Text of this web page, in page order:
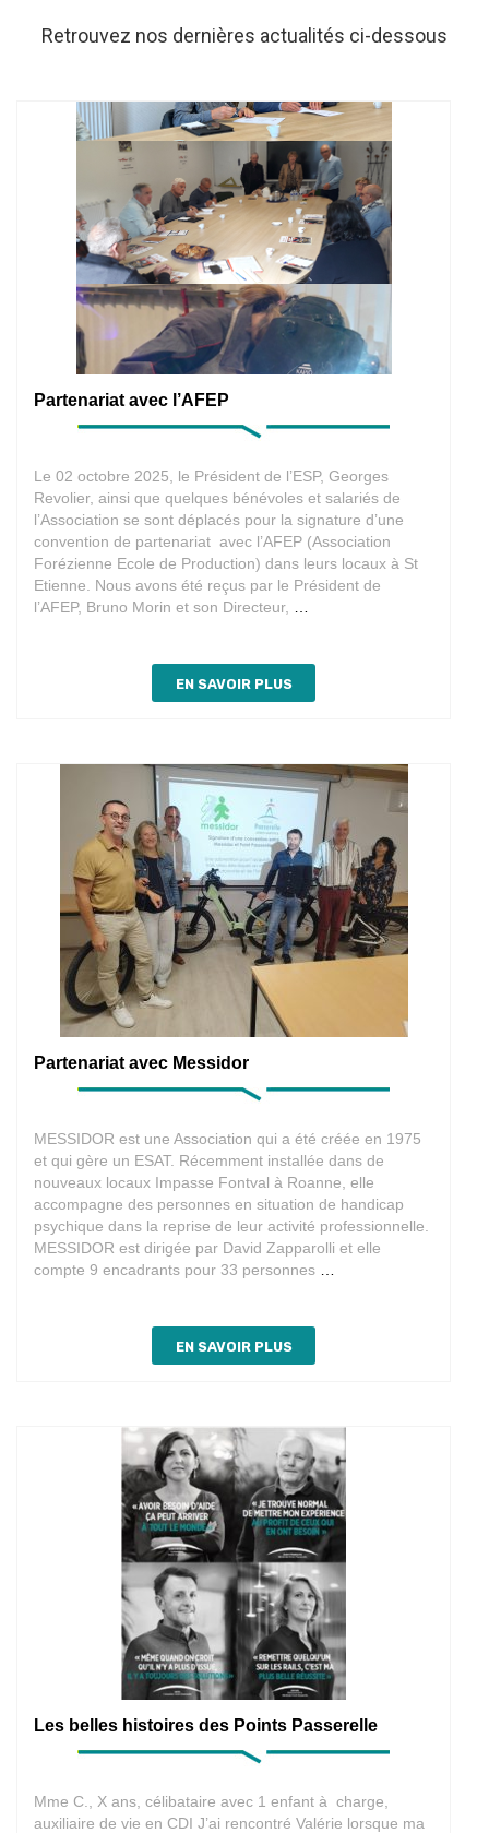
Retrouvez nos dernières actualités ci-dessous
Partenariat avec l’AFEP
Le 02 octobre 2025, le Président de l’ESP, Georges
Revolier, ainsi que quelques bénévoles et salariés de
l’Association se sont déplacés pour la signature d’une
convention de partenariat avec l’AFEP (Association
Forézienne Ecole de Production) dans leurs locaux à St
Etienne. Nous avons été reçus par le Président de
l’AFEP, Bruno Morin et son Directeur,
EN SAVOIR PLUS
Partenariat avec Messidor
MESSIDOR est une Association qui a été créée en 1975
et qui gère un ESAT. Récemment installée dans de
nouveaux locaux Impasse Fontval à Roanne, elle
accompagne des personnes en situation de handicap
psychique dans la reprise de leur activité professionnelle.
MESSIDOR est dirigée par David Zapparolli et elle
compte 9 encadrants pour 33 personnes
EN SAVOIR PLUS
Les belles histoires des Points Passerelle
Mme C., X ans, célibataire avec 1 enfant à charge,
auxiliaire de vie en CDI J’ai rencontré Valérie lorsque ma